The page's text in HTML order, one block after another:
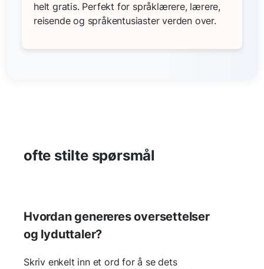
helt gratis. Perfekt for språklærere, lærere,
reisende og språkentusiaster verden over.
ofte stilte spørsmål
Hvordan genereres oversettelser
og lyduttaler?
Skriv enkelt inn et ord for å se dets